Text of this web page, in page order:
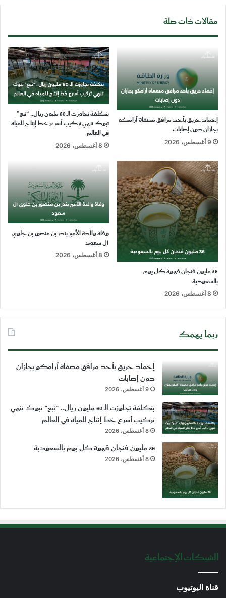
مقالات ذات صلة
إخماد حريق بأحد مرافق مصفاة أرامكو
بجازان دون إصابات
9 أغسطس، 2026
بتكلفة تجاوزت الـ 60 مليون ريال.. “نبع”
تبوك تنهي تركيب أسرع خط إنتاج للمياه
في العالم
8 أغسطس، 2026
36 مليون فنجان قهوة كل يوم
بالسعودية
8 أغسطس، 2026
وفاة والدة الأمير بندر بن منصور بن جلوي
آل سعود
8 أغسطس، 2026
ربما يهمك
إخماد حريق بأحد مرافق مصفاة أرامكو بجازان
دون إصابات
9 أغسطس، 2026
بتكلفة تجاوزت الـ 60 مليون ريال.. “نبع” تبوك تنهي
تركيب أسرع خط إنتاج للمياه في العالم
8 أغسطس، 2026
36 مليون فنجان قهوة كل يوم بالسعودية
8 أغسطس، 2026
الشبكات الإجتماعية
قناة اليوتيوب